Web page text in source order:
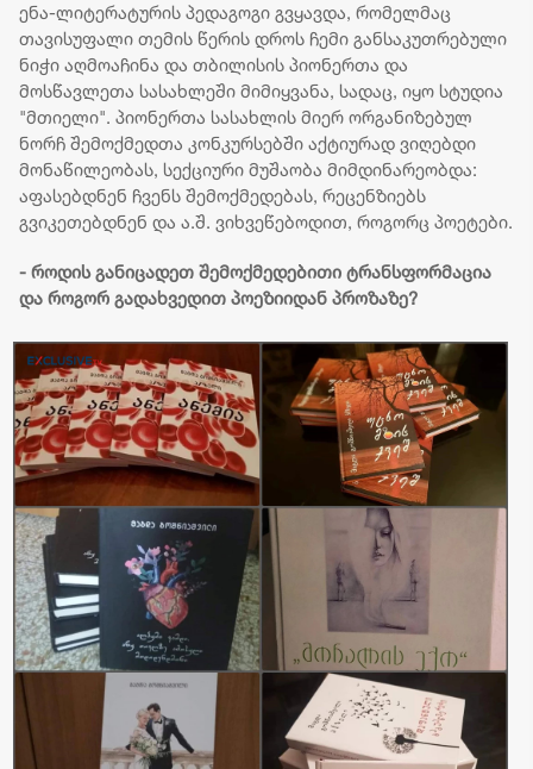
ენა-ლიტერატურის პედაგოგი გვყავდა, რომელმაც
თავისუფალი თემის წერის დროს ჩემი განსაკუთრებული
ნიჭი აღმოაჩინა და თბილისის პიონერთა და
მოსწავლეთა სასახლეში მიმიყვანა, სადაც, იყო სტუდია
"მთიელი". პიონერთა სასახლის მიერ ორგანიზებულ
ნორჩ შემოქმედთა კონკურსებში აქტიურად ვიღებდი
მონაწილეობას, სექციური მუშაობა მიმდინარეობდა:
აფასებდნენ ჩვენს შემოქმედებას, რეცენზიებს
გვიკეთებდნენ და ა.შ. ვიხვეწებოდით, როგორც პოეტები.
- როდის განიცადეთ შემოქმედებითი ტრანსფორმაცია
და როგორ გადახვედით პოეზიიდან პროზაზე?